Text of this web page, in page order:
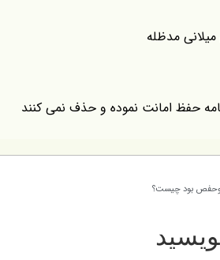
مدظله
عامه حفظ امانت نموده و حذف نمی کنند
بود چیست؟